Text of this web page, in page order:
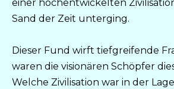
einer hochentwickelten
Sand der Zeit unterging.
Dieser Fund wirft tiefgreifende
waren die visionären Schöpfer
Welche Zivilisation war in der